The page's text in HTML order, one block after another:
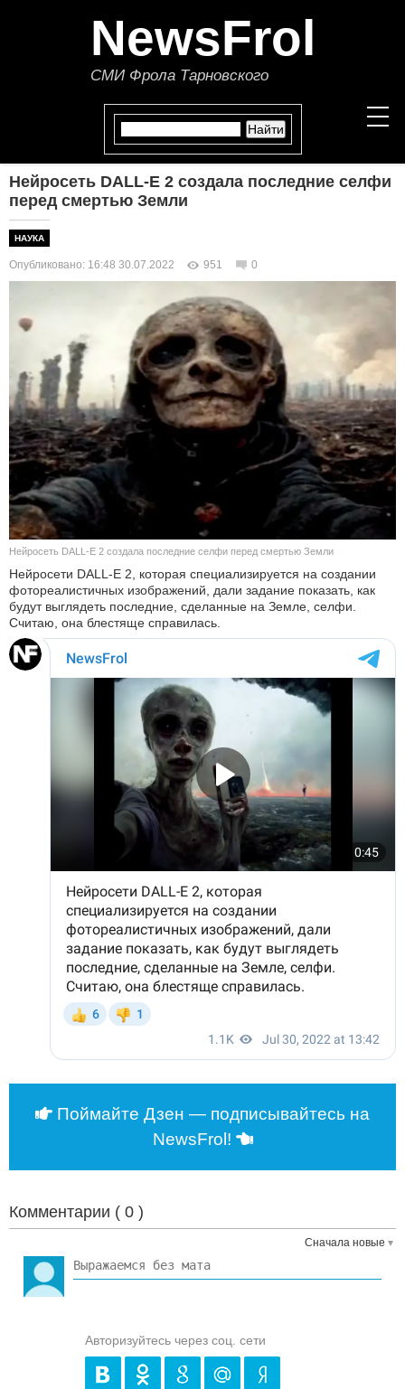
NewsFrol
СМИ Фрола Тарновского
НОВОСТИ
ПОЛИТИКА
ЭКОНОМИКА
В МИРЕ
ОБЩЕСТВО
КУЛЬТУРА
НАУКА
СПОРТ
АВТО И МОТО
БЛОГ
Нейросеть DALL-E 2 создала последние селфи
перед смертью Земли
НАУКА
Опубликовано: 16:48 30.07.2022 951 0
Нейросеть DALL-E 2 создала последние селфи перед смертью Земли
Нейросети DALL-E 2, которая специализируется на создании
фотореалистичных изображений, дали задание показать, как
будут выглядеть последние, сделанные на Земле, селфи.
Считаю, она блестяще справилась.
Поймайте Дзен — подписывайтесь на
NewsFrol!
Комментарии ( 0 )
Сначала новые
Авторизуйтесь через соц. сети